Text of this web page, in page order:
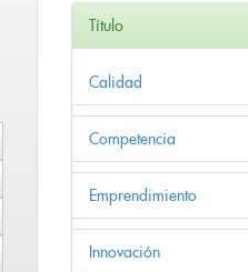
Título
Calidad
Competencia
Emprendimiento
Innovación